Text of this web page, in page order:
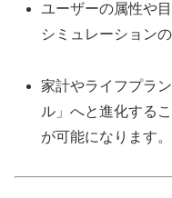
ユーザーの属性や
シミュレーション
家計やライフプラ
ル」へと進化する
が可能になります。